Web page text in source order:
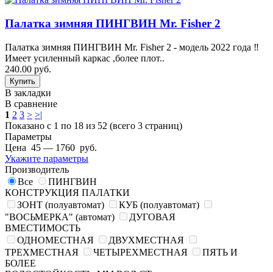
Палатка зимняя ПИНГВИН Mr. Fisher 2
Палатка зимняя ПИНГВИН Mr. Fisher 2 - модель 2022 года ‼️
Имеет усиленный каркас ,более плот..
240.00 руб.
В закладки
В сравнение
1 2 3 > >|
Показано с 1 по 18 из 52 (всего 3 страниц)
Параметры
Цена 45 — 1760 руб.
Укажите параметры
Производитель
Все
ПИНГВИН
КОНСТРУКЦИЯ ПАЛАТКИ
ЗОНТ (полуавтомат)
КУБ (полуавтомат)
"ВОСЬМЕРКА" (автомат)
ДУГОВАЯ
ВМЕСТИМОСТЬ
ОДНОМЕСТНАЯ
ДВУХМЕСТНАЯ
ТРЕХМЕСТНАЯ
ЧЕТЫРЕХМЕСТНАЯ
ПЯТЬ И
БОЛЕЕ